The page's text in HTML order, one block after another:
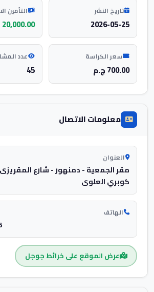
تاريخ النشر
2026-05-25
التأمين
20,000.00 ج.م
سعر الكراسة
700.00 ج.م
عدد
45
معلومات الاتصال
العنوان
مقر الجمعية - دمنهور - شارع المقريزى
كوبري العلوى
الهاتف
عرض الموقع على خرائط جوجل